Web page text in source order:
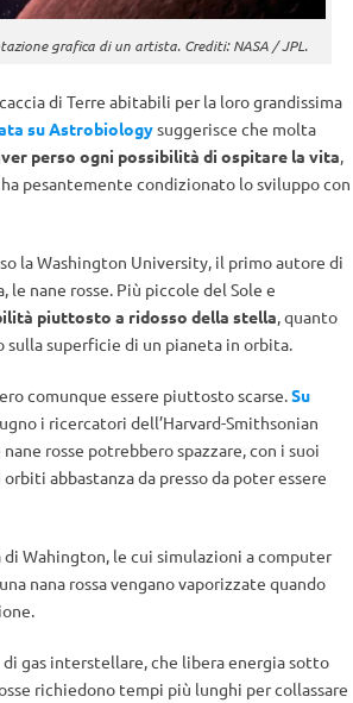
grafica di un artista. Crediti: NASA / JPL.
di Terre abitabili per la loro grandissima
su Astrobiologysuggerisce che molta
perso ogni possibilità di ospitare la vita,
pesantemente condizionato lo sviluppo con
la Washington University, il primo autore di
le nane rosse. Più piccole del Sole e
piuttosto a ridosso della stella, quanto
sulla superficie di un pianeta in orbita.
comunque essere piuttosto scarse.Su
i ricercatori dell’Harvard-Smithsonian
rosse potrebbero spazzare, con i suoi
abbastanza da presso da poter essere
di Wahington, le cui simulazioni a computer
nana rossa vengano vaporizzate quando
gas interstellare, che libera energia sotto
richiedono tempi più lunghi per collassare